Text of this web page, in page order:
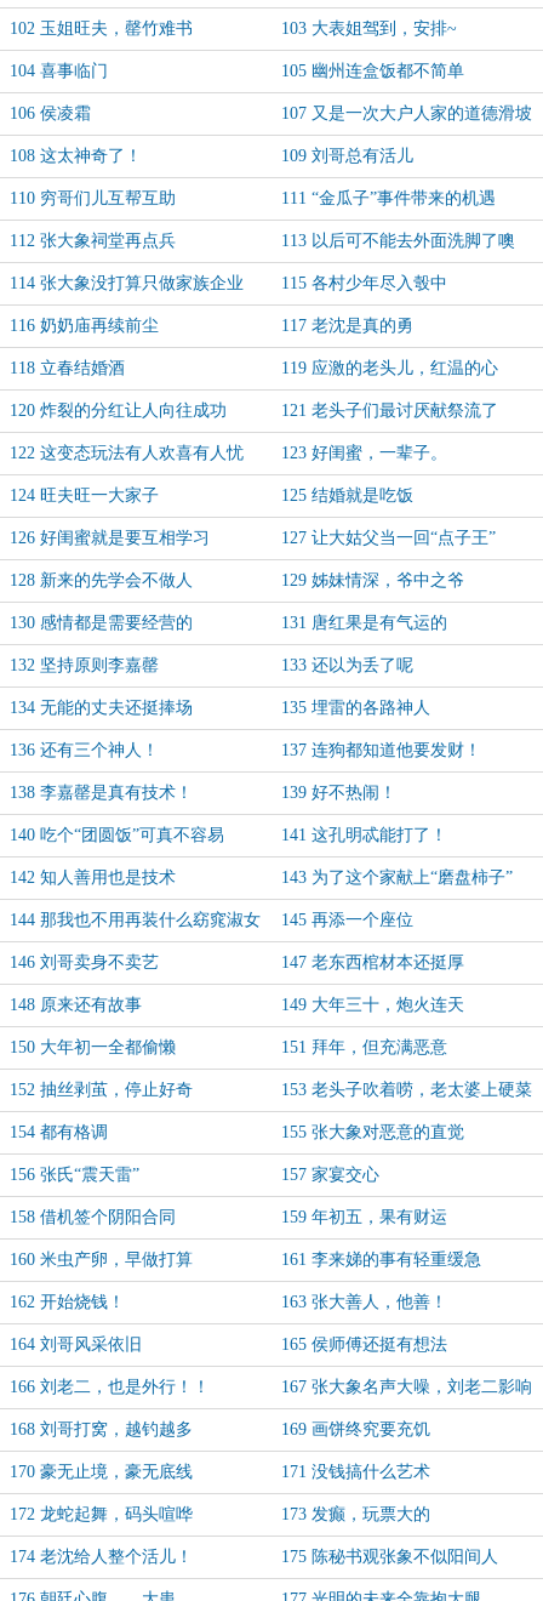
102 玉姐旺夫，罄竹难书 103 大表姐驾到，安排~
104 喜事临门 105 幽州连盒饭都不简单
106 侯凌霜 107 又是一次大户人家的道德滑坡
108 这太神奇了！ 109 刘哥总有活儿
110 穷哥们儿互帮互助 111 “金瓜子”事件带来的机遇
112 张大象祠堂再点兵 113 以后可不能去外面洗脚了噢
114 张大象没打算只做家族企业 115 各村少年尽入彀中
116 奶奶庙再续前尘 117 老沈是真的勇
118 立春结婚酒 119 应激的老头儿，红温的心
120 炸裂的分红让人向往成功 121 老头子们最讨厌献祭流了
122 这变态玩法有人欢喜有人忧 123 好闺蜜，一辈子。
124 旺夫旺一大家子 125 结婚就是吃饭
126 好闺蜜就是要互相学习 127 让大姑父当一回“点子王”
128 新来的先学会不做人 129 姊妹情深，爷中之爷
130 感情都是需要经营的 131 唐红果是有气运的
132 坚持原则李嘉罄 133 还以为丢了呢
134 无能的丈夫还挺捧场 135 埋雷的各路神人
136 还有三个神人！ 137 连狗都知道他要发财！
138 李嘉罄是真有技术！ 139 好不热闹！
140 吃个“团圆饭”可真不容易 141 这孔明忒能打了！
142 知人善用也是技术 143 为了这个家献上“磨盘柿子”
144 那我也不用再装什么窈窕淑女
了！
145 再添一个座位
146 刘哥卖身不卖艺 147 老东西棺材本还挺厚
148 原来还有故事 149 大年三十，炮火连天
150 大年初一全都偷懒 151 拜年，但充满恶意
152 抽丝剥茧，停止好奇 153 老头子吹着唠，老太婆上硬菜
154 都有格调 155 张大象对恶意的直觉
156 张氏“震天雷” 157 家宴交心
158 借机签个阴阳合同 159 年初五，果有财运
160 米虫产卵，早做打算 161 李来娣的事有轻重缓急
162 开始烧钱！ 163 张大善人，他善！
164 刘哥风采依旧 165 侯师傅还挺有想法
166 刘老二，也是外行！！ 167 张大象名声大噪，刘老二影响
深远
168 刘哥打窝，越钓越多 169 画饼终究要充饥
170 豪无止境，豪无底线 171 没钱搞什么艺术
172 龙蛇起舞，码头喧哗 173 发癫，玩票大的
174 老沈给人整个活儿！ 175 陈秘书观张象不似阳间人